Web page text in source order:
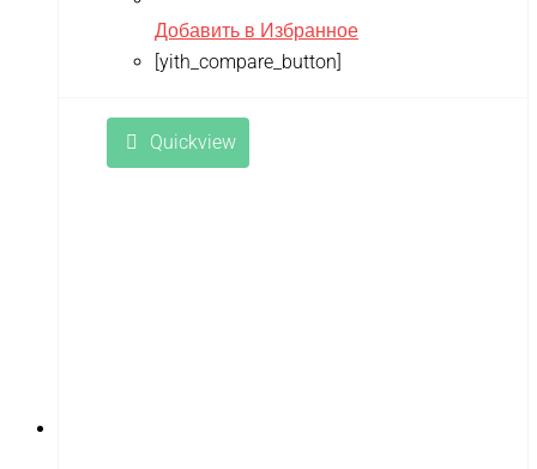
Добавить в Избранное
[yith_compare_button]
Quickview